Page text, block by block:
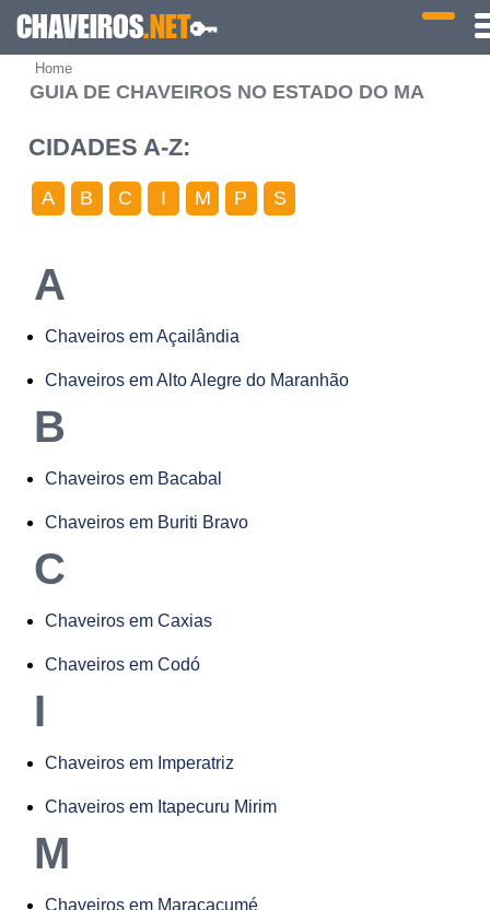
CHAVEIROS.NET🔑
Home
GUIA DE CHAVEIROS NO ESTADO DO MA
CIDADES A-Z:
A B C I M P S
A
Chaveiros em Açailândia
Chaveiros em Alto Alegre do Maranhão
B
Chaveiros em Bacabal
Chaveiros em Buriti Bravo
C
Chaveiros em Caxias
Chaveiros em Codó
I
Chaveiros em Imperatriz
Chaveiros em Itapecuru Mirim
M
Chaveiros em Maracaçumé